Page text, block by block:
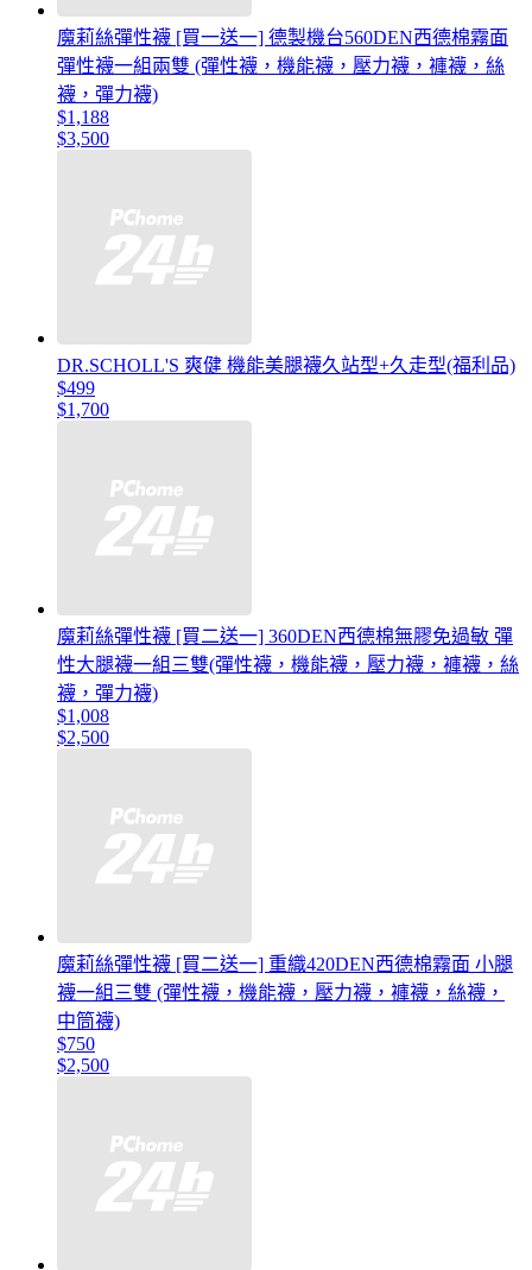
魔莉絲彈性襪 [買一送一] 德製機台560DEN西德棉霧面
彈性襪一組兩雙 (彈性襪，機能襪，壓力襪，褲襪，絲
襪，彈力襪)
$1,188
$3,500
DR.SCHOLL'S 爽健 機能美腿襪久站型+久走型(福利品)
$499
$1,700
魔莉絲彈性襪 [買二送一] 360DEN西德棉無膠免過敏 彈
性大腿襪一組三雙(彈性襪，機能襪，壓力襪，褲襪，絲
襪，彈力襪)
$1,008
$2,500
魔莉絲彈性襪 [買二送一] 重織420DEN西德棉霧面 小腿
襪一組三雙 (彈性襪，機能襪，壓力襪，褲襪，絲襪，
中筒襪)
$750
$2,500